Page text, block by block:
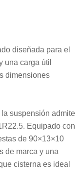
diseñada para el
una carga útil
dimensiones
suspensión admite
Equipado con
de 90×13×10
de marca y una
cisterna es ideal